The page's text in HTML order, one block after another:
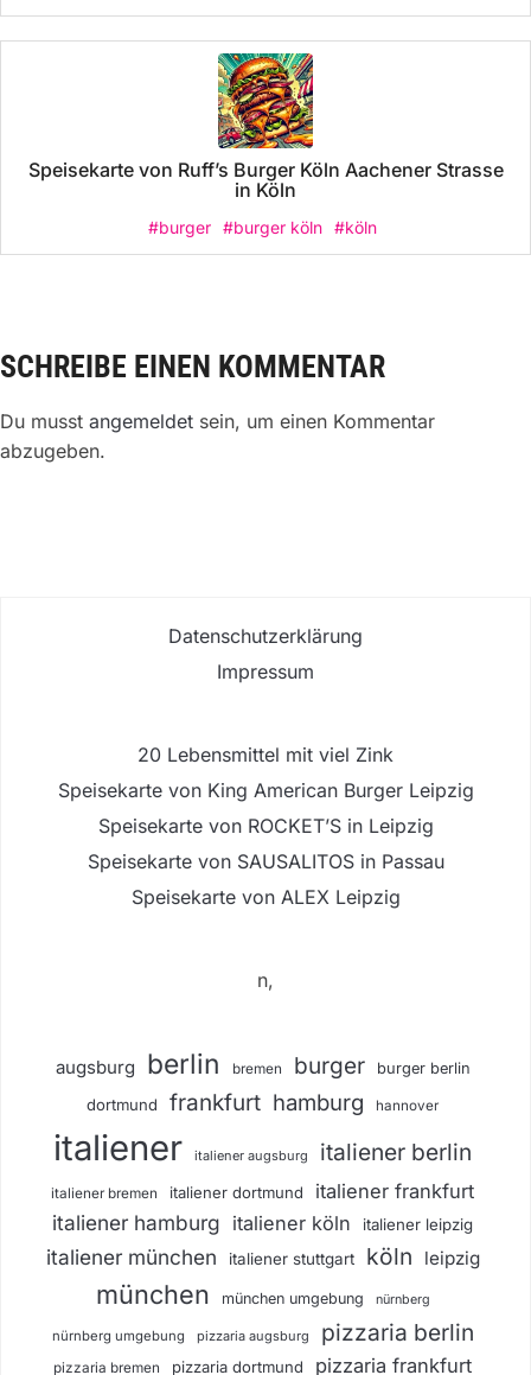
Speisekarte von Ruff’s Burger Köln Aachener Strasse
in Köln
#burger #burger köln #köln
SCHREIBE EINEN KOMMENTAR
Du musst angemeldet sein, um einen Kommentar
abzugeben.
Datenschutzerklärung
Impressum
20 Lebensmittel mit viel Zink
Speisekarte von King American Burger Leipzig
Speisekarte von ROCKET’S in Leipzig
Speisekarte von SAUSALITOS in Passau
Speisekarte von ALEX Leipzig
n,
augsburg berlin bremen burger burger berlin
dortmund frankfurt hamburg hannover
italiener italiener augsburg italiener berlin
italiener bremen italiener dortmund italiener frankfurt
italiener hamburg italiener köln italiener leipzig
italiener münchen italiener stuttgart köln leipzig
münchen münchen umgebung nürnberg
nürnberg umgebung pizzaria augsburg pizzaria berlin
pizzaria bremen pizzaria dortmund pizzaria frankfurt